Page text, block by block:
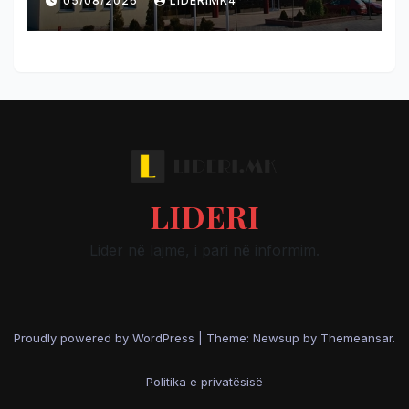
kopshtin në Vizbeg
LIDERI
Lider në lajme, i pari në informim.
Proudly powered by WordPress Theme: Newsup by Themeansar.
Politika e privatësisë